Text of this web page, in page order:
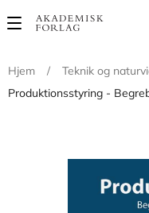
Main
Hjem
/ Teknik og
Produktionsstyring -